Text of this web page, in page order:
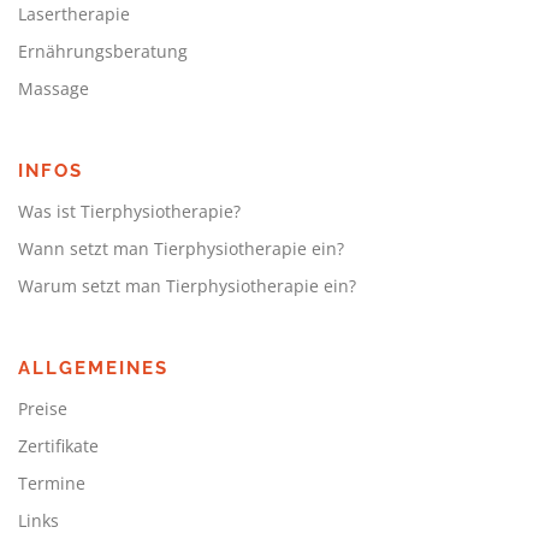
Lasertherapie
Ernährungsberatung
Massage
INFOS
Was ist Tierphysiotherapie?
Wann setzt man Tierphysiotherapie ein?
Warum setzt man Tierphysiotherapie ein?
ALLGEMEINES
Preise
Zertifikate
Termine
Links